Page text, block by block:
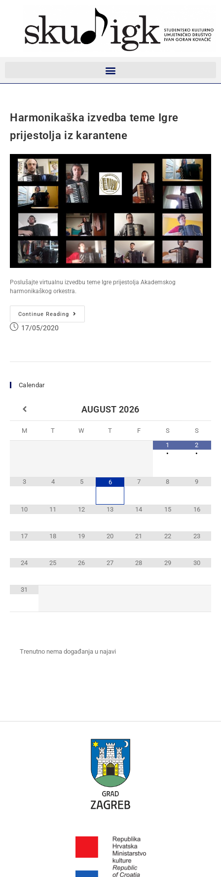
Harmonikaška izvedba teme Igre
prijestolja iz karantene
Poslušajte virtualnu izvedbu teme Igre prijestolja Akademskog
harmonikaškog orkestra.
Continue Reading
17/05/2020
Calendar
AUGUST 2026
M T W T F S
S
1
•
2
•
3 4 5 6 7 8 9
10 11 12 13 14 15 16
17 18 19 20 21 22 23
24 25 26 27 28 29 30
31
Trenutno nema događanja u najavi